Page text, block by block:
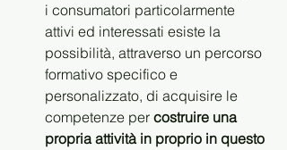
i consumatori particolarmente
attivi ed interessati esiste la
possibilità, attraverso un percorso
formativo specifico e
personalizzato, di acquisire le
competenze per costruire una
propria attività in proprio in questo